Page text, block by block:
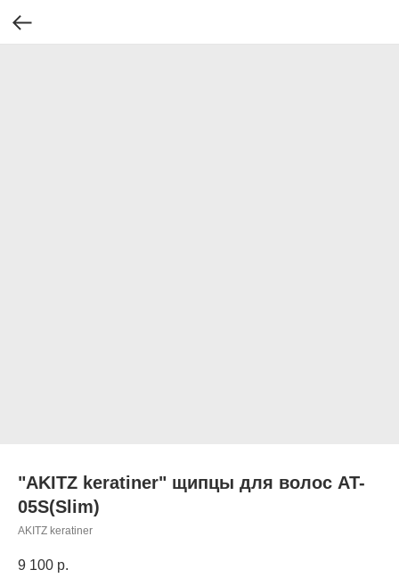
"AKITZ keratiner" щипцы для волос AT-
05S(Slim)
AKITZ keratiner
9 100 р.